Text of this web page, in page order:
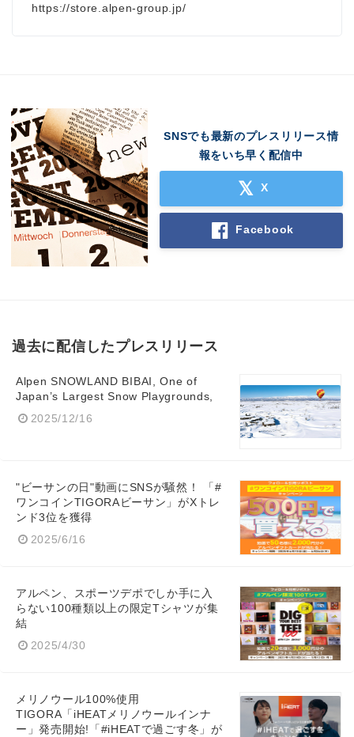
https://store.alpen-group.jp/
SNSでも最新のプレスリリース情
報をいち早く配信中
X
Facebook
過去に配信したプレスリリース
Alpen SNOWLAND BIBAI, One of
Japan’s Largest Snow Playgrounds,
2025/12/16
"ビーサンの日"動画にSNSが騒然！ 「#
ワンコインTIGORAビーサン」がXトレ
ンド3位を獲得
2025/6/16
アルペン、スポーツデポでしか手に入
らない100種類以上の限定Tシャツが集
結
2025/4/30
メリノウール100%使用
TIGORA「iHEATメリノウールインナ
ー」発売開始!「#iHEATで過ごす冬」が